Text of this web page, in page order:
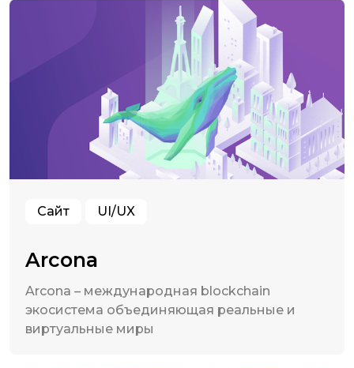
Сайт UI/UX
Arcona
Arcona – международная blockchain
экосистема объединяющая реальные и
виртуальные миры